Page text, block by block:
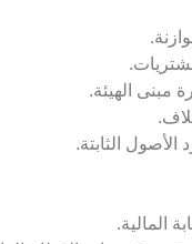
مبنى الهيئة.
الثابتة.
المالية.